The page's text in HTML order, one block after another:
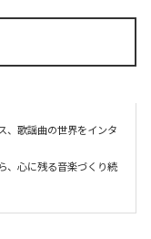
、歌謡曲の世界をインタ
、心に残る音楽づくり続